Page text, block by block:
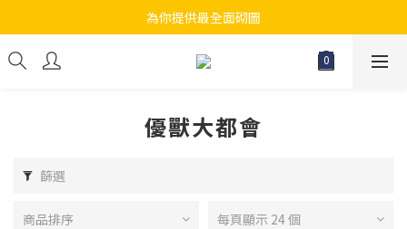
江帆天楊砌圖
為你提供最全面砌圖
無論大人小朋友都會搵到佢哋最鐘意既砌圖
優獸大都會
篩選
商品排序 每頁顯示 24 個